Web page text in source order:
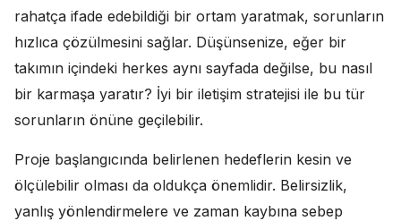
rahatça ifade edebildiği bir ortam yaratmak, sorunların
hızlıca çözülmesini sağlar. Düşünsenize, eğer bir
takımın içindeki herkes aynı sayfada değilse, bu nasıl
bir karmaşa yaratır? İyi bir iletişim stratejisi ile bu tür
sorunların önüne geçilebilir.
Proje başlangıcında belirlenen hedeflerin kesin ve
ölçülebilir olması da oldukça önemlidir. Belirsizlik,
yanlış yönlendirmelere ve zaman kaybına sebep